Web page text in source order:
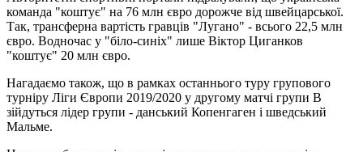
команда "коштує" на 76 млн євро дорожче від швейцарської.
Так, трансферна вартість гравців "Лугано" - всього 22,5 млн
євро. Водночас у "біло-синіх" лише Віктор Циганков
"коштує" 20 млн євро.
Нагадаємо також, що в рамках останнього туру групового
турніру Ліги Європи 2019/2020 у другому матчі групи В
зійдуться лідер групи - данський Копенгаген і шведський
Мальме.